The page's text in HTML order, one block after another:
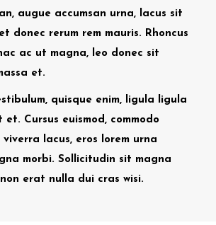
augue accumsan urna, lacus sit
donec rerum rem mauris. Rhoncus
ac ut magna, leo donec sit
et.
quisque enim, ligula ligula
Cursus euismod, commodo
lacus, eros lorem urna
morbi. Sollicitudin sit magna
erat nulla dui cras wisi.